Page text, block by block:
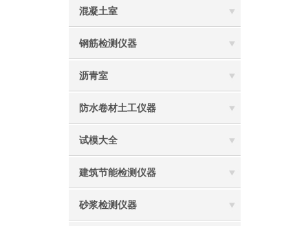
混凝土室
钢筋检测仪器
沥青室
防水卷材土工仪器
试模大全
建筑节能检测仪器
砂浆检测仪器